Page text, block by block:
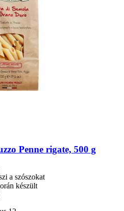
Penne rigate, 500 g
a szószokat
készült